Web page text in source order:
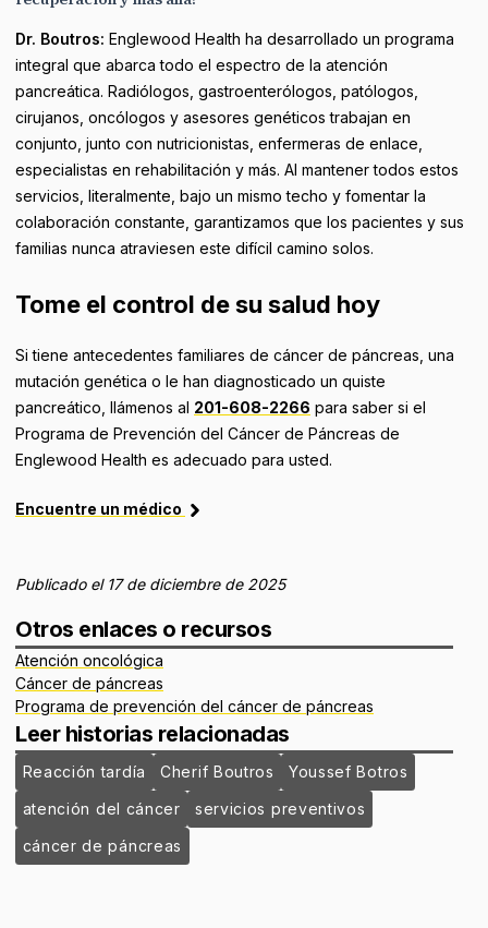
Otros enlaces o recursos
Atención oncológica
Cáncer de páncreas
Programa de prevención del cáncer de páncreas
Leer historias relacionadas
Reacción tardía Cherif Boutros
Youssef Botros
atención del cáncer
servicios preventivos
cáncer de páncreas
Dr. Boutros: Englewood Health ha desarrollado un programa
integral que abarca todo el espectro de la atención
pancreática. Radiólogos, gastroenterólogos, patólogos,
cirujanos, oncólogos y asesores genéticos trabajan en
conjunto, junto con nutricionistas, enfermeras de enlace,
especialistas en rehabilitación y más. Al mantener todos estos
servicios, literalmente, bajo un mismo techo y fomentar la
colaboración constante, garantizamos que los pacientes y sus
familias nunca atraviesen este difícil camino solos.
Tome el control de su salud hoy
Si tiene antecedentes familiares de cáncer de páncreas, una
mutación genética o le han diagnosticado un quiste
pancreático, llámenos al 201-608-2266 para saber si el
Programa de Prevención del Cáncer de Páncreas de
Englewood Health es adecuado para usted.
Encuentre un médico
Publicado el 17 de diciembre de 2025